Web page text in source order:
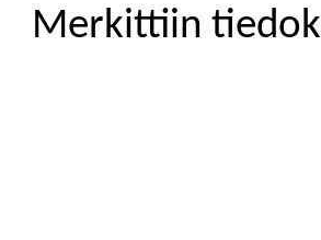
Merkittiin